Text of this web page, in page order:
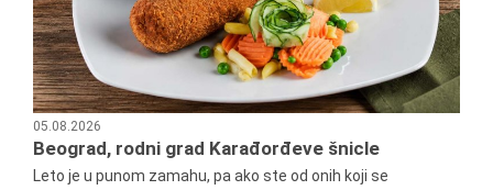
05.08.2026
Beograd, rodni grad Karađorđeve šnicle
Leto je u punom zamahu, pa ako ste od onih koji se